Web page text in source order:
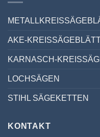
AKE-
KARNASCH-
LOCHSÄGEN
STIHL SÄGEKETTEN
KONTAKT